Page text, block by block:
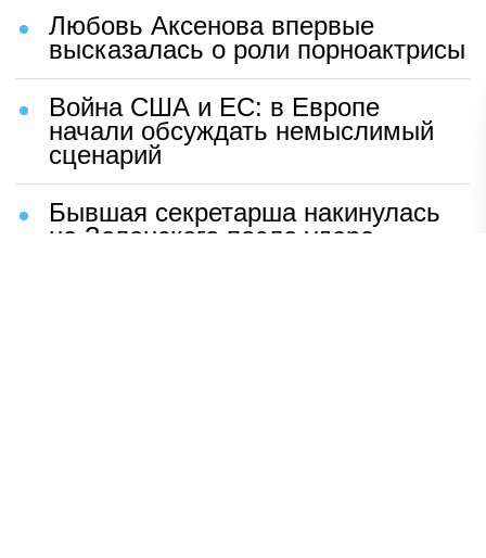
Любовь Аксенова впервые
высказалась о роли порноактрисы
Война США и ЕС: в Европе
начали обсуждать немыслимый
сценарий
Бывшая секретарша накинулась
на Зеленского после удара